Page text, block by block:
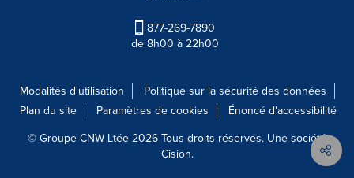
877-269-7890
de 8h00 à 22h00
Modalités d'utilisation
Politique sur la sécurité des données
Plan du site
Paramètres de cookies
Énoncé d'accessibilité
© Groupe CNW Ltée 2026 Tous droits réservés. Une société
Cision.